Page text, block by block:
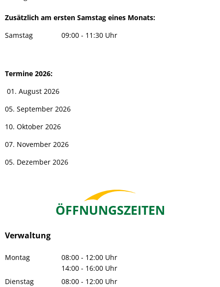
Zusätzlich am ersten Samstag eines Monats:
Samstag
09:00 - 11:30 Uhr
Termine 2026:
01. August 2026
05. September 2026
10. Oktober 2026
07. November 2026
05. Dezember 2026
ÖFFNUNGSZEITEN
Verwaltung
Montag 08:00 - 12:00 Uhr
Von 08:00 bis 12:00 Uhr
14:00 - 16:00 Uhr
Von 14:00 bis 16:00 Uhr
Dienstag 08:00 - 12:00 Uhr